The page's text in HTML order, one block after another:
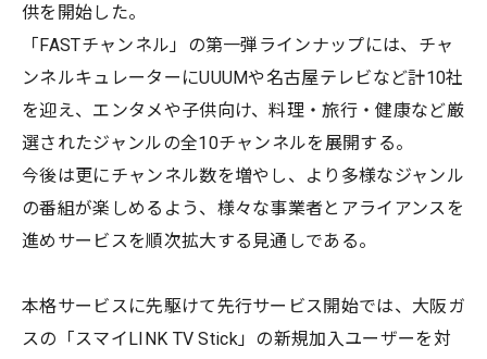
供を開始した。
「FASTチャンネル」の第一弾ラインナップには、チャ
ンネルキュレーターにUUUMや名古屋テレビなど計10社
を迎え、エンタメや子供向け、料理・旅行・健康など厳
選されたジャンルの全10チャンネルを展開する。
今後は更にチャンネル数を増やし、より多様なジャンル
の番組が楽しめるよう、様々な事業者とアライアンスを
進めサービスを順次拡大する見通しである。
本格サービスに先駆けて先行サービス開始では、大阪ガ
スの「スマイLINK TV Stick」の新規加入ユーザーを対